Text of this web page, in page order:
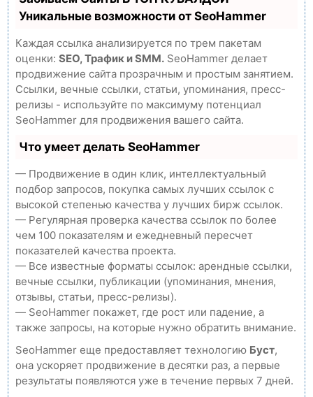
Уникальные возможности от SeoHammer
Каждая ссылка анализируется по трем пакетам
оценки: SEO, Трафик и SMM. SeoHammer делает
продвижение сайта прозрачным и простым занятием.
Ссылки, вечные ссылки, статьи, упоминания, пресс-
релизы - используйте по максимуму потенциал
SeoHammer для продвижения вашего сайта.
Что умеет делать SeoHammer
— Продвижение в один клик, интеллектуальный
подбор запросов, покупка самых лучших ссылок с
высокой степенью качества у лучших бирж ссылок.
— Регулярная проверка качества ссылок по более
чем 100 показателям и ежедневный пересчет
показателей качества проекта.
— Все известные форматы ссылок: арендные ссылки,
вечные ссылки, публикации (упоминания, мнения,
отзывы, статьи, пресс-релизы).
— SeoHammer покажет, где рост или падение, а
также запросы, на которые нужно обратить внимание.
SeoHammer еще предоставляет технологию Буст,
она ускоряет продвижение в десятки раз, а первые
результаты появляются уже в течение первых 7 дней.